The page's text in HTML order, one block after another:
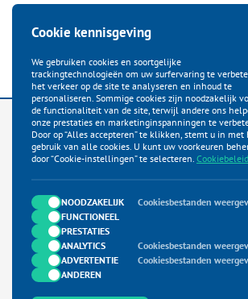
KLANTENSERVICE
Startpagina
Bestellen
Betalen
Verzenden
Ruilen & Retour
Garantie & Klachten
Neem contact met ons op
Cookie kennisgeving
We gebruiken cookies en soortgelijke
trackingtechnologieën om uw surfervaring te
het verkeer op de site te analyseren en inhoud te
personaliseren. Sommige cookies zijn noodzakelijk
de functionaliteit van de site, terwijl andere ons
onze prestaties en marketinginspanningen te
Door op “Alles accepteren” te klikken, stemt u in met
gebruik van alle cookies. U kunt uw voorkeuren
door “Cookie-instellingen” te selecteren. Cookiebeleid
NOODZAKELIJK
Cookiesbestanden
FUNCTIONEEL
PRESTATIES
ANALYTICS
Cookiesbestanden
ADVERTENTIE
Cookiesbestanden
ANDEREN